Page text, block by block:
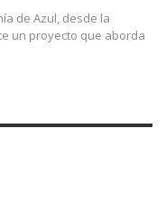
de Azul, desde la
un proyecto que aborda